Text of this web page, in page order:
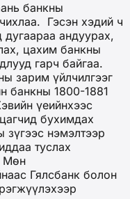
банкны
Гэсэн хэдий ч
андуурах,
цахим банкны
гарч байгаа.
зарим үйлчилгээг
банкны 1800-1881
үеийнхээс
бухимдах
зүгээс нэмэлтээр
туслах
Мөн
Гялсбанк болон